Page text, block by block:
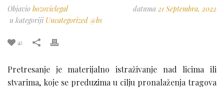
Objavio bozoviclegal datuma 21 Septembra, 2022
u kategoriji Uncategorized @bs
42
Pretresanje je materijalno istraživanje nad licima ili
stvarima, koje se preduzima u cilju pronalaženja tragova